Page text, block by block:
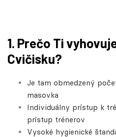
1. Prečo Ti
Cvičisku?
Je tam obmedzený
masovka
Individuálny prístup k
prístup trénerov
Vysoké hygienické